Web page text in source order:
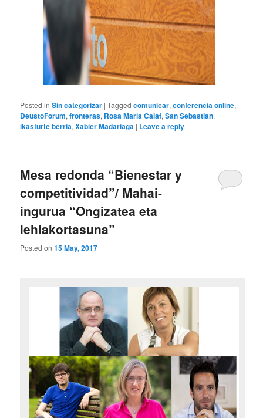
Posted in Sin categorizar |Tagged comunicar,conferencia online,
DeustoForum,fronteras, Rosa María Calaf,San Sebastian,
ikasturte berria,Xabier Madariaga | Leave a reply
Mesa redonda “Bienestar y
competitividad”/ Mahai-
ingurua “Ongizatea eta
lehiakortasuna”
Posted on15 May, 2017